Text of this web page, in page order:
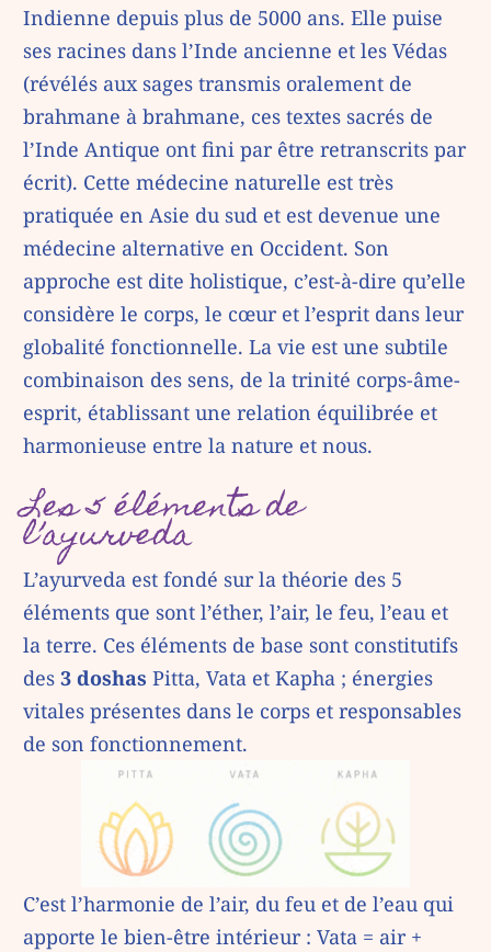
Indienne depuis plus de 5000 ans. Elle puise
ses racines dans l’Inde ancienne et les Védas
(révélés aux sages transmis oralement de
brahmane à brahmane, ces textes sacrés de
l’Inde Antique ont fini par être retranscrits par
écrit). Cette médecine naturelle est très
pratiquée en Asie du sud et est devenue une
médecine alternative en Occident. Son
approche est dite holistique, c’est-à-dire qu’elle
considère le corps, le cœur et l’esprit dans leur
globalité fonctionnelle. La vie est une subtile
combinaison des sens, de la trinité corps-âme-
esprit, établissant une relation équilibrée et
harmonieuse entre la nature et nous.
Les 5 éléments de
l’ayurveda
L’ayurveda est fondé sur la théorie des 5
éléments que sont l’éther, l’air, le feu, l’eau et
la terre. Ces éléments de base sont constitutifs
des3 doshas Pitta, Vata et Kapha ; énergies
vitales présentes dans le corps et responsables
de son fonctionnement.
C’est l’harmonie de l’air, du feu et de l’eau qui
apporte le bien-être intérieur : Vata = air +